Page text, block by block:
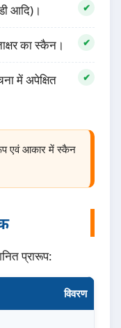
आदि)।
का स्कैन।
में अपेक्षित
एवं आकार में स्कैन
प्रारूप:
विवरण